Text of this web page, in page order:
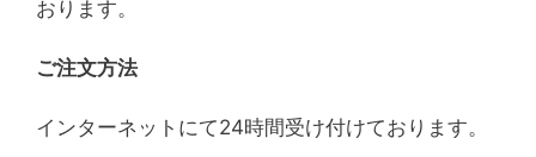
おります。
ご注文方法
インターネットにて24時間受け付けております。